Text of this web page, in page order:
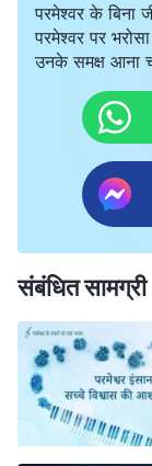
परमेश्वर के बिना
परमेश्वर पर
उनके समक्ष आना
संबंधित सामग्री